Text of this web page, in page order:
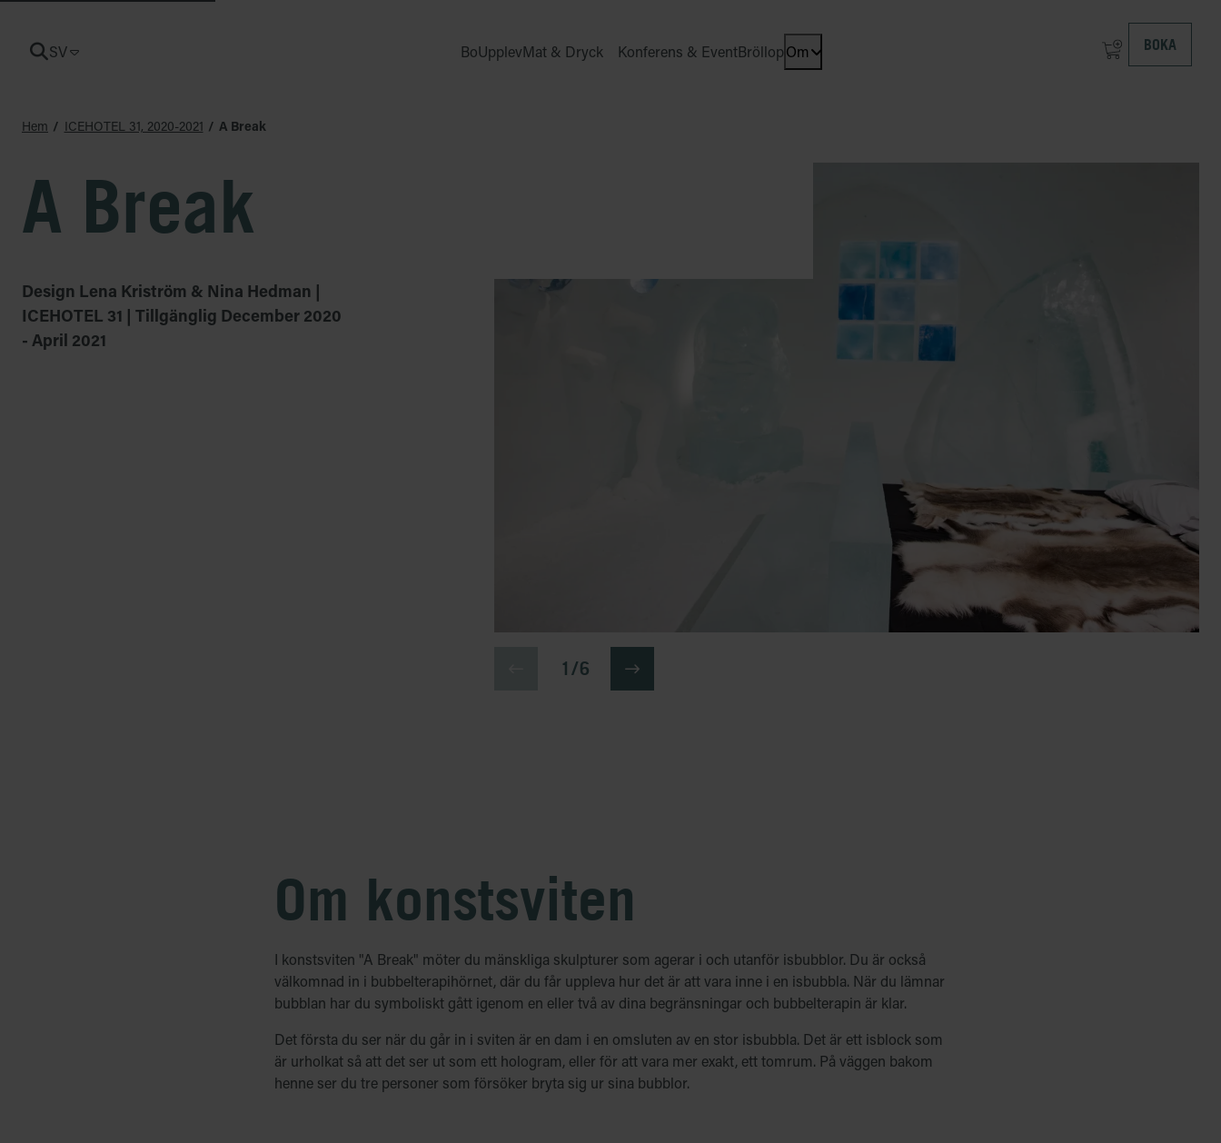
SV
CURRENT LANGUAGE: SV BoUpplevMat & Dryck Konferens & EventBröllopOm
Open dropdown menu: Om at ICEHOTEL
BOKA
Hem ICEHOTEL 31, 2020-2021 A Break
A Break
Design Lena Kriström & Nina Hedman |
ICEHOTEL 31 | Tillgänglig December 2020
- April 2021
1 / 6
Om konstsviten
I konstsviten "A Break" möter du mänskliga skulpturer som agerar i och utanför isbubblor. Du är också
välkomnad in i bubbelterapihörnet, där du får uppleva hur det är att vara inne i en isbubbla. När du lämnar
bubblan har du symboliskt gått igenom en eller två av dina begränsningar och bubbelterapin är klar.
Det första du ser när du går in i sviten är en dam i en omsluten av en stor isbubbla. Det är ett isblock som
är urholkat så att det ser ut som ett hologram, eller för att vara mer exakt, ett tomrum. På väggen bakom
henne ser du tre personer som försöker bryta sig ur sina bubblor.